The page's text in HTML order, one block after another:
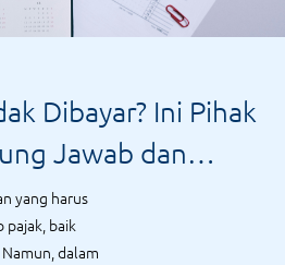
Dibayar? Ini Pihak
Jawab dan
yang harus
pajak, baik
dalam